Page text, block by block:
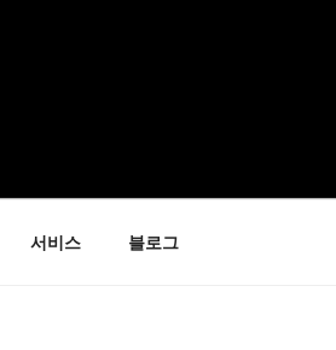
서비스 블로그